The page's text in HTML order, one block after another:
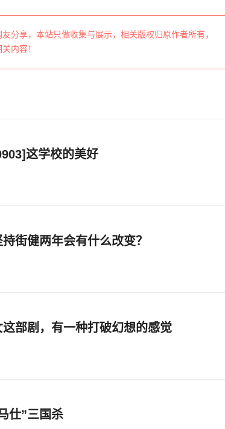
分享，本站只做收集与展示，相关版权归原作者所有，
内容！
这学校的美好
街健两年会有什么改变？
部剧，有一种打破幻想的感觉
仕”三国杀